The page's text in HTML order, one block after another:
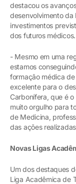
destacou os
desenvolvimento da
investimentos
dos futuros médicos.
- Mesmo em uma
estamos
formação médica
excelente para o
Carbonífera, que é
muito orgulho para
de Medicina,
das ações
Novas Ligas
Um dos destaques
Liga Acadêmica de